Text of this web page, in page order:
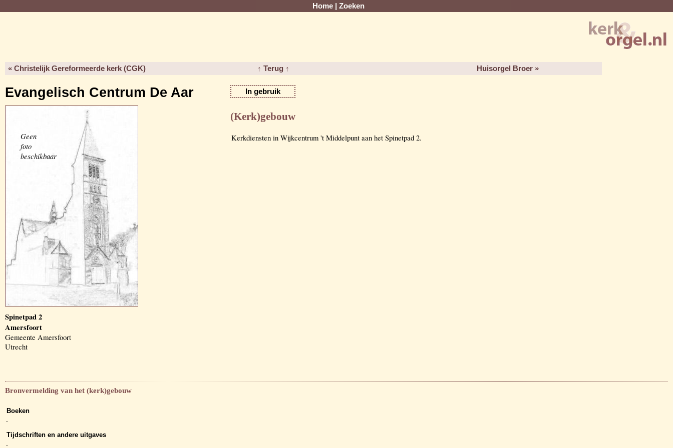
Home Zoeken
« Christelijk Gereformeerde kerk (CGK) ↑ Terug ↑ Huisorgel Broer »
Evangelisch Centrum De Aar In gebruik
Geen
foto
beschikbaar
Spinetpad 2
Amersfoort
Gemeente Amersfoort
Utrecht
(Kerk)gebouw
Kerkdiensten in Wijkcentrum 't Middelpunt aan het Spinetpad 2.
Bronvermelding van het (kerk)gebouw
Boeken
-
Tijdschriften en andere uitgaves
-